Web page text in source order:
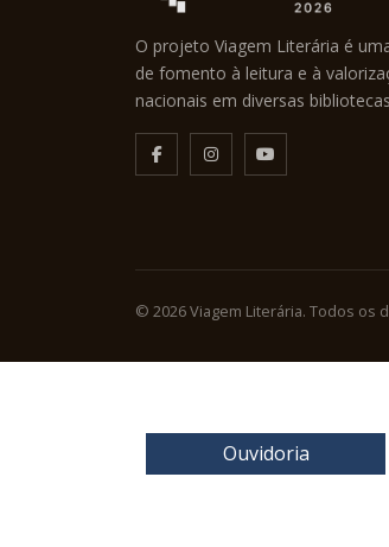
O projeto Viagem Literária é
de fomento à leitura e à
nacionais em diversas
© 2026 Viagem Literária. Todos os
Ouvidoria